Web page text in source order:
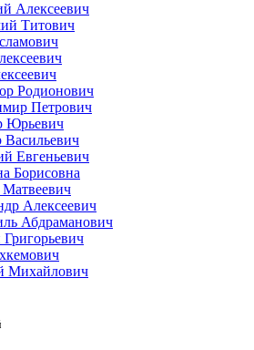
Алексеевич
Титович
Родионович
Петрович
Юрьевич
Евгеньевич
Борисовна
Алексеевич
Абдраманович
Михайлович